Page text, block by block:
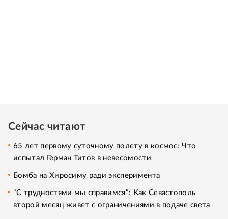
Сейчас читают
65 лет первому суточному полету в космос: Что
испытал Герман Титов в невесомости
Бомба на Хиросиму ради эксперимента
"С трудностями мы справимся": Как Севастополь
второй месяц живет с ограничениями в подаче света